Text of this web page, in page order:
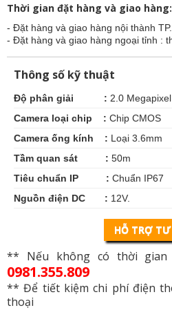
Thời gian đặt hàng và giao hàng:
- Đặt hàng và giao hàng nội thành
- Đặt hàng và giao hàng ngoại tỉnh :
Thông số kỹ thuật
Độ phân giải : 2.0 Megapixel
Camera loại chip : Chip CMOS
Camera ống kính : Loại 3.6mm
Tầm quan sát : 50m
Tiêu chuẩn IP : Chuẩn IP67
Nguồn điện DC : 12V.
HỖ TRỢ
** Nếu không có thời
0981.355.809
** Để tiết kiệm chi phí điện
thoại